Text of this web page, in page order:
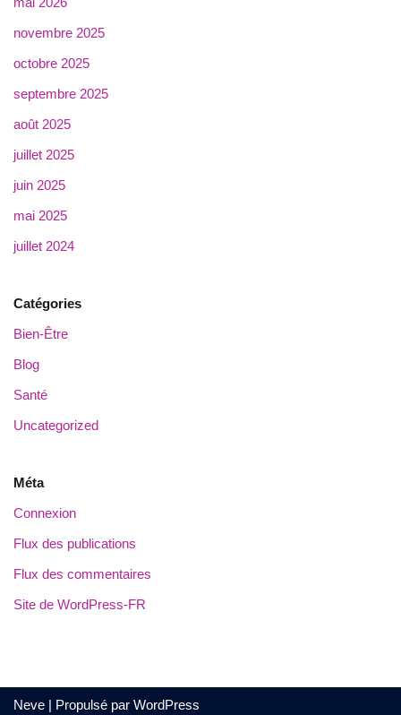
novembre 2025
octobre 2025
septembre 2025
août 2025
juillet 2025
juin 2025
mai 2025
juillet 2024
Catégories
Bien-Être
Blog
Santé
Uncategorized
Méta
Connexion
Flux des publications
Flux des commentaires
Site de WordPress-FR
Neve | Propulsé par WordPress